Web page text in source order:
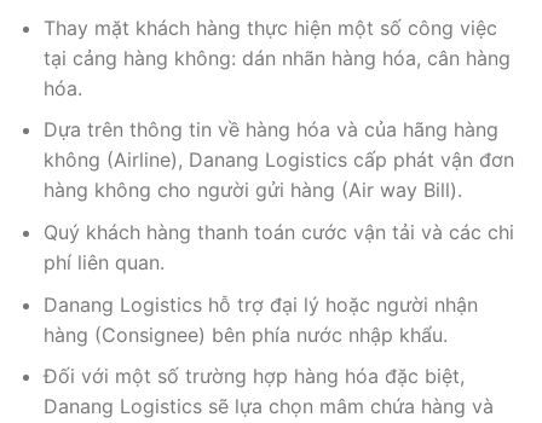
Thay mặt khách hàng thực hiện một số công việc
tại cảng hàng không: dán nhãn hàng hóa, cân hàng
hóa.
Dựa trên thông tin về hàng hóa và của hãng hàng
không (Airline), Danang Logistics cấp phát vận đơn
hàng không cho người gửi hàng (Air way Bill).
Quý khách hàng thanh toán cước vận tải và các chi
phí liên quan.
Danang Logistics hỗ trợ đại lý hoặc người nhận
hàng (Consignee) bên phía nước nhập khẩu.
Đối với một số trường hợp hàng hóa đặc biệt,
Danang Logistics sẽ lựa chọn mâm chứa hàng và